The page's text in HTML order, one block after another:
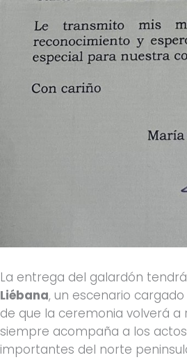
La entrega del galardón
Liébana, un escenario
de que la ceremonia volverá a
siempre acompaña a los
importantes del norte